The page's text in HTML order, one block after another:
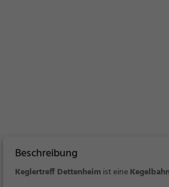
Beschreibung
Keglertreff Dettenheim ist eine